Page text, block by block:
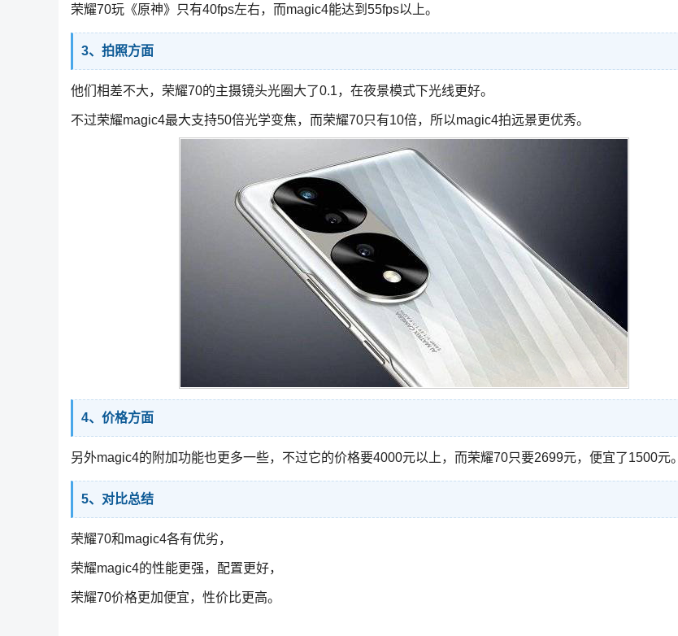
荣耀70玩《原神》只有40fps左右，而magic4能达到55fps以上。
3、拍照方面
他们相差不大，荣耀70的主摄镜头光圈大了0.1，在夜景模式下光线更好。
不过荣耀magic4最大支持50倍光学变焦，而荣耀70只有10倍，所以magic4拍远景更优秀。
4、价格方面
另外magic4的附加功能也更多一些，不过它的价格要4000元以上，而荣耀70只要2699元，便宜了1500元。
5、对比总结
荣耀70和magic4各有优劣，
荣耀magic4的性能更强，配置更好，
荣耀70价格更加便宜，性价比更高。